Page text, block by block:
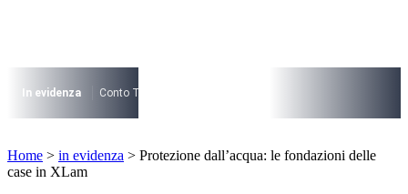
I più cercati
Lorem ipsum dolor sit amet consectetur
Lorem ipsum dolor sit amet consectetur
In evidenza Conto Termico
Lorem ipsum dolor sit amet consectetur
Home > in evidenza > Protezione dall’acqua: le fondazioni delle
case in XLam